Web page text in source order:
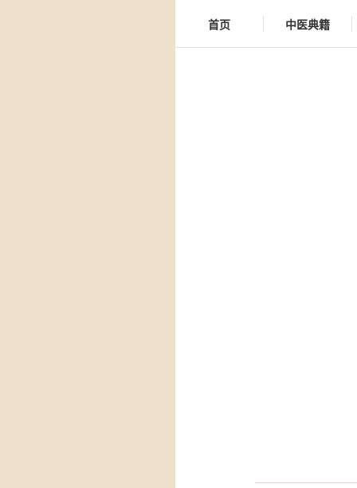
首页 中医典籍